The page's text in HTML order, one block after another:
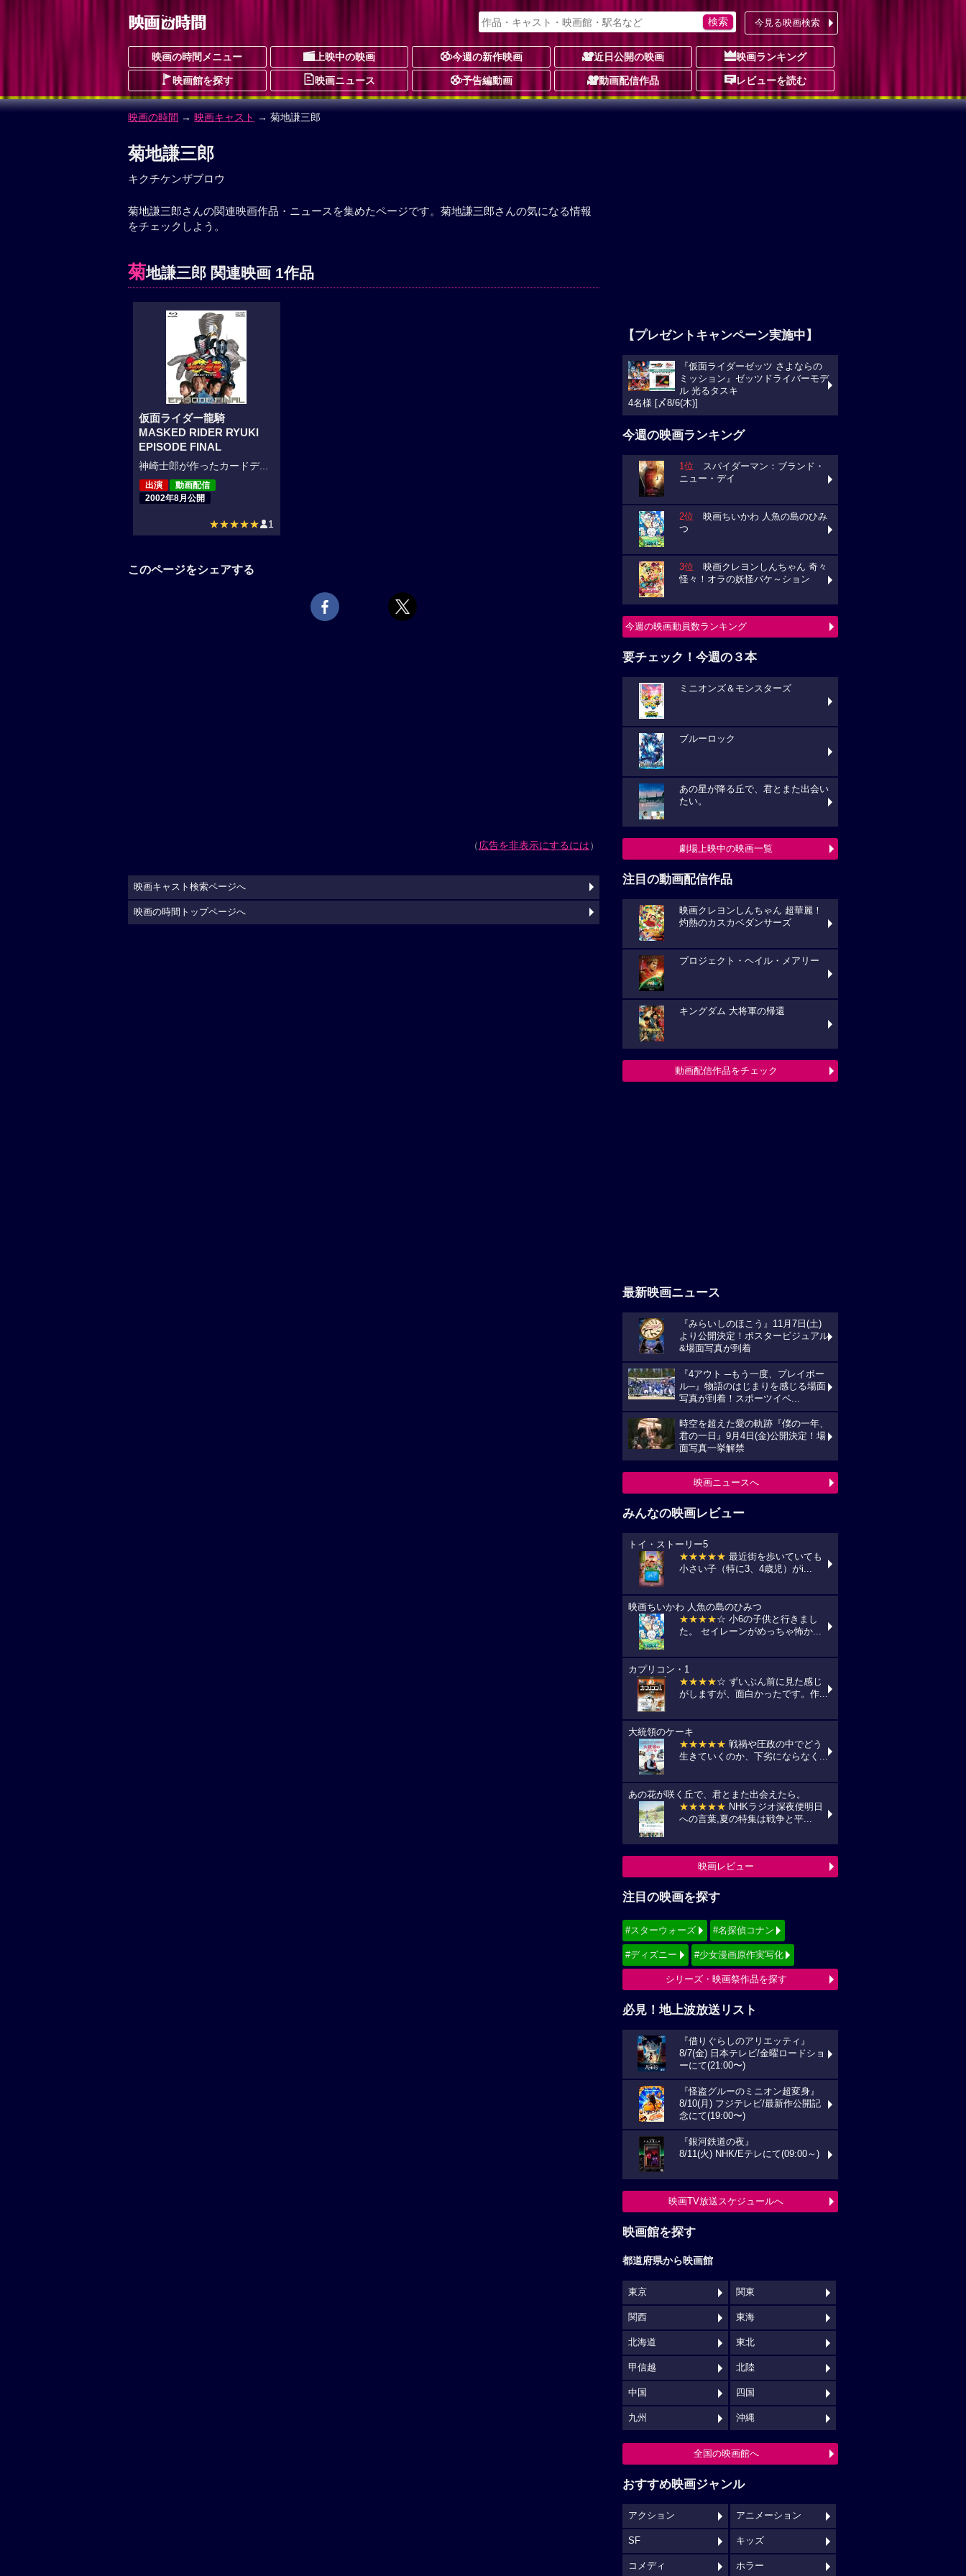
今見る映画検索
映画の時間メニュー 上映中の映画 今週の新作映画 近日公開の映画 映画ランキング
映画館を探す 映画ニュース 予告編動画 動画配信作品 レビューを読む
映画の時間 → 映画キャスト → 菊地謙三郎
菊地謙三郎
キクチケンザブロウ
菊地謙三郎さんの関連映画作品・ニュースを集めたページです。菊地謙三郎さんの気になる情報
をチェックしよう。
菊地謙三郎 関連映画 1作品
仮面ライダー龍騎
MASKED RIDER RYUKI
EPISODE FINAL
神崎士郎が作ったカードデ...
出演
動画配信
2002年8月公開
★★★★★ 1
このページをシェアする
（広告を非表示にするには）
【プレゼントキャンペーン実施中】
『仮面ライダーゼッツ さよならの
ミッション』ゼッツドライバーモデ
ル 光るタスキ
4名様 [〆8/6(木)]
今週の映画ランキング
1位 スパイダーマン：ブランド・
ニュー・デイ
2位 映画ちいかわ 人魚の島のひみ
つ
3位 映画クレヨンしんちゃん 奇々
怪々！オラの妖怪バケ～ション
今週の映画動員数ランキング
要チェック！今週の３本
ミニオンズ＆モンスターズ
ブルーロック
あの星が降る丘で、君とまた出会い
たい。
劇場上映中の映画一覧
注目の動画配信作品
映画クレヨンしんちゃん 超華麗！
灼熱のカスカベダンサーズ
プロジェクト・ヘイル・メアリー
キングダム 大将軍の帰還
動画配信作品をチェック
最新映画ニュース
『みらいしのほこう』11月7日(土)
より公開決定！ポスタービジュアル
&場面写真が到着
『4アウト ─もう一度、プレイボー
ル─』物語のはじまりを感じる場面
写真が到着！スポーツイベ...
時空を超えた愛の軌跡『僕の一年、
君の一日』9月4日(金)公開決定！場
面写真一挙解禁
映画ニュースへ
みんなの映画レビュー
トイ・ストーリー5
★★★★★ 最近街を歩いていても
小さい子（特に3、4歳児）がi...
映画ちいかわ 人魚の島のひみつ
★★★★☆ 小6の子供と行きまし
た。 セイレーンがめっちゃ怖か...
カプリコン・1
★★★★☆ ずいぶん前に見た感じ
がしますが、面白かったです。作...
大統領のケーキ
★★★★★ 戦禍や圧政の中でどう
生きていくのか、下劣にならなく...
あの花が咲く丘で、君とまた出会えたら。
★★★★★ NHKラジオ深夜便明日
への言葉,夏の特集は戦争と平...
映画レビュー
注目の映画を探す
#スターウォーズ #名探偵コナン
#ディズニー #少女漫画原作実写化
シリーズ・映画祭作品を探す
必見！地上波放送リスト
『借りぐらしのアリエッティ』
8/7(金) 日本テレビ/金曜ロードショ
ーにて(21:00〜)
『怪盗グルーのミニオン超変身』
8/10(月) フジテレビ/最新作公開記
念にて(19:00〜)
『銀河鉄道の夜』
8/11(火) NHK/Eテレにて(09:00～)
映画TV放送スケジュールへ
映画館を探す
都道府県から映画館
東京 関東
関西 東海
北海道 東北
甲信越 北陸
中国 四国
九州 沖縄
全国の映画館へ
おすすめ映画ジャンル
アクション アニメーション
SF キッズ
コメディ ホラー
映画キャスト検索ページへ
映画の時間トップページへ